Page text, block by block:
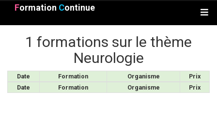
Formation Continue
1 formations sur le thème
Neurologie
Date Formation Organisme
Prix
Date
Formation Organisme Prix